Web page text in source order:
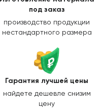
под заказ
производство продукции
нестандартного размера
Гарантия лучшей цены
найдете дешевле снизим
цену